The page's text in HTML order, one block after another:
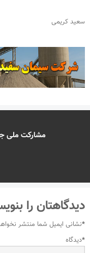
سعید کریمی
مشارکت ملی
دیدگاهتان را
نشانی ایمیل شما منتشر*
دیدگاه*